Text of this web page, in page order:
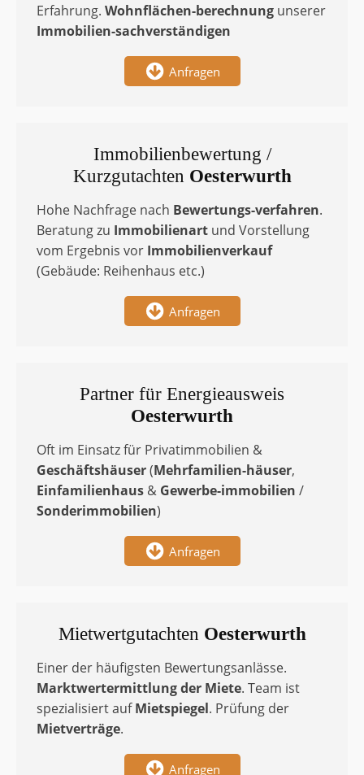
Erfahrung. Wohnflächen-berechnung unserer
Immobilien-sachverständigen
Anfragen
Immobilienbewertung /
Kurzgutachten Oesterwurth
Hohe Nachfrage nach Bewertungs-verfahren.
Beratung zu Immobilienart und Vorstellung
vom Ergebnis vor Immobilienverkauf
(Gebäude: Reihenhaus etc.)
Anfragen
Partner für Energieausweis
Oesterwurth
Oft im Einsatz für Privatimmobilien &
Geschäftshäuser(Mehrfamilien-häuser,
Einfamilienhaus & Gewerbe-immobilien /
Sonderimmobilien)
Anfragen
Mietwertgutachten Oesterwurth
Einer der häufigsten Bewertungsanlässe.
Marktwertermittlungder Miete. Team ist
spezialisiert aufMietspiegel. Prüfung der
Mietverträge.
Anfragen